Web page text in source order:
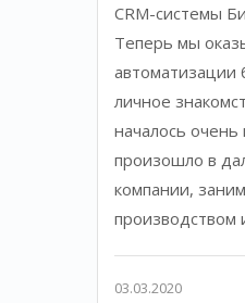
CRM-системы
Теперь мы
автоматизации
личное
началось очень
произошло в
компании,
производством
03.03.2020